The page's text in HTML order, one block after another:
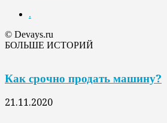
.
© Devays.ru
БОЛЬШЕ ИСТОРИЙ
Как срочно продать машину?
21.11.2020